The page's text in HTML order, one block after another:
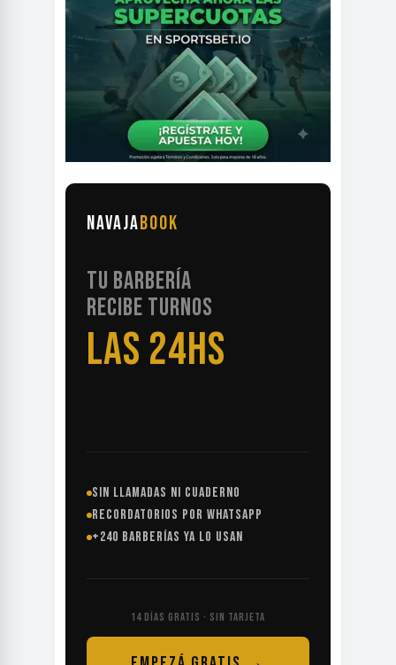
NAVAJABOOK
TU BARBERÍA
RECIBE TURNOS
LAS 24HS
SIN LLAMADAS NI CUADERNO
RECORDATORIOS POR WHATSAPP
+240 BARBERÍAS YA LO USAN
14 DÍAS GRATIS · SIN TARJETA